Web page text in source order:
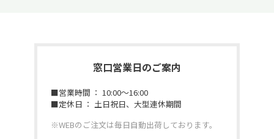
窓口営業日のご案内
■営業時間 ： 10:00～16:00
■定休日 ： 土日祝日、大型連休期間
※WEBのご注文は毎日自動出荷しております。